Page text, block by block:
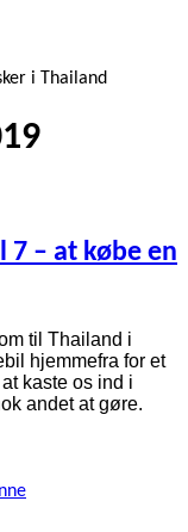
i Thailand
– at købe en
til Thailand i
hjemmefra for et
kaste os ind i
andet at gøre.